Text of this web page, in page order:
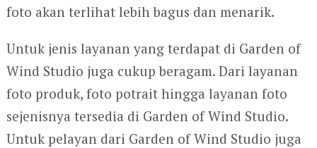
foto akan terlihat lebih bagus dan menarik.
Untuk jenis layanan yang terdapat di Garden of
Wind Studio juga cukup beragam. Dari layanan
foto produk, foto potrait hingga layanan foto
sejenisnya tersedia di Garden of Wind Studio.
Untuk pelayan dari Garden of Wind Studio juga